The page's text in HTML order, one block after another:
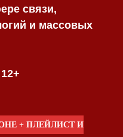
связи,
и массовых
+ ПЛЕЙЛИСТ И